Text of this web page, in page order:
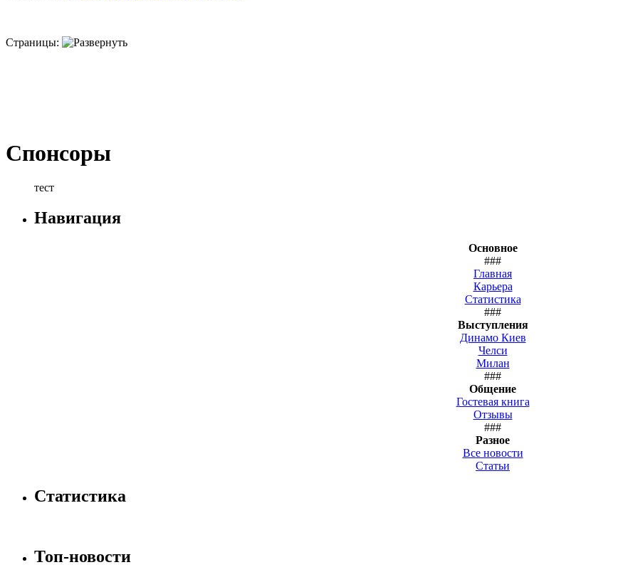
Страницы:
Спонсоры
тест
Навигация
Основное
###
Главная
Карьера
Статистика
###
Выступления
Динамо Киев
Челси
Милан
###
Общение
Гостевая книга
Отзывы
###
Разное
Все новости
Статьи
Статистика
Топ-новости